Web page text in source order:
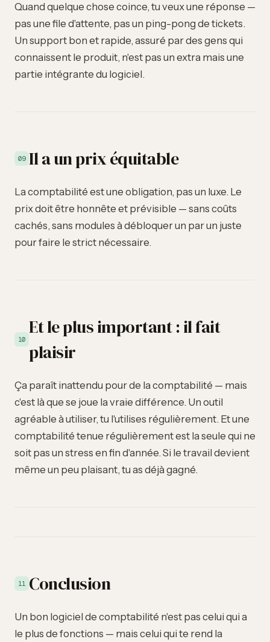
Quand quelque chose coince, tu veux une réponse —
pas une file d'attente, pas un ping-pong de tickets.
Un support bon et rapide, assuré par des gens qui
connaissent le produit, n'est pas un extra mais une
partie intégrante du logiciel.
09 Il a un prix équitable
La comptabilité est une obligation, pas un luxe. Le
prix doit être honnête et prévisible — sans coûts
cachés, sans modules à débloquer un par un juste
pour faire le strict nécessaire.
10
Et le plus important : il fait
plaisir
Ça paraît inattendu pour de la comptabilité — mais
c'est là que se joue la vraie différence. Un outil
agréable à utiliser, tu l'utilises régulièrement. Et une
comptabilité tenue régulièrement est la seule qui ne
soit pas un stress en fin d'année. Si le travail devient
même un peu plaisant, tu as déjà gagné.
11 Conclusion
Un bon logiciel de comptabilité n'est pas celui qui a
le plus de fonctions — mais celui qui te rend la